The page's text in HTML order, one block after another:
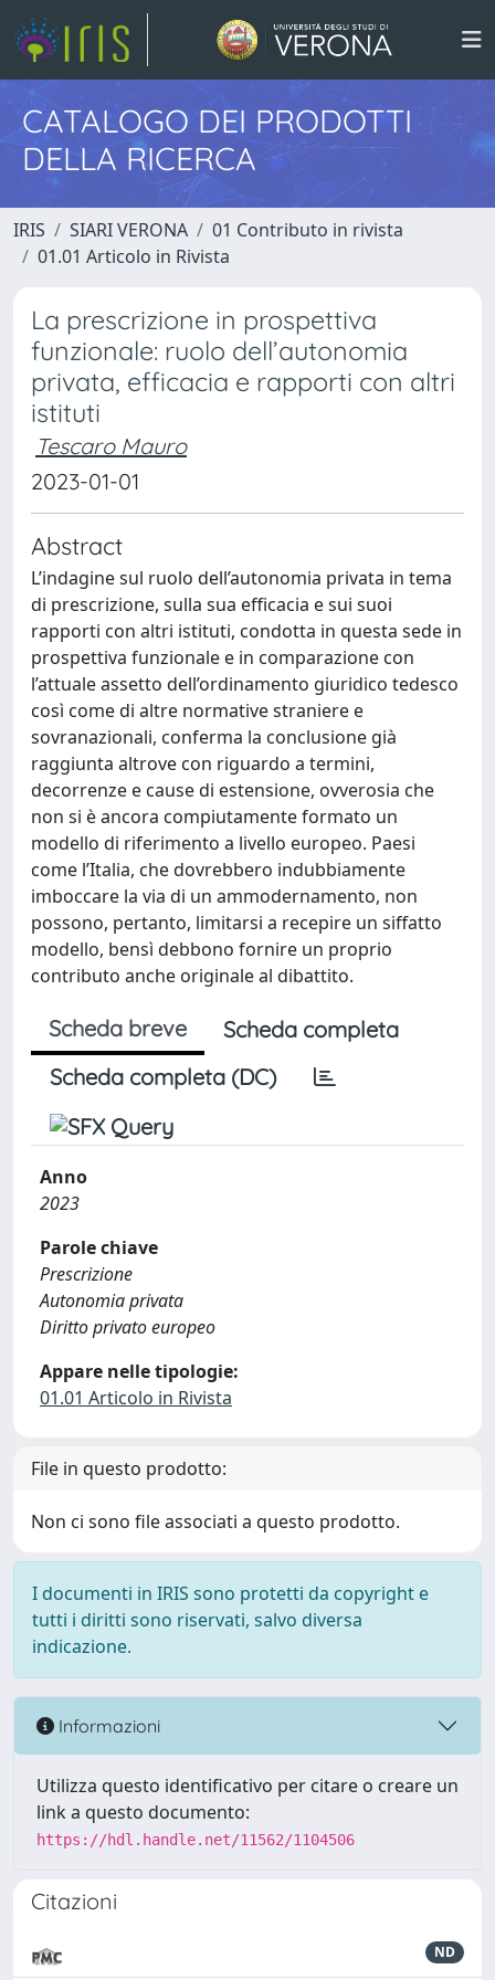
CATALOGO DEI PRODOTTI
DELLA RICERCA
IRIS SIARI VERONA
01 Contributo in rivista
01.01 Articolo in Rivista
La prescrizione in prospettiva
funzionale: ruolo dell’autonomia
privata, efficacia e rapporti con altri
istituti
Tescaro Mauro
2023-01-01
Abstract
L’indagine sul ruolo dell’autonomia privata in tema
di prescrizione, sulla sua efficacia e sui suoi
rapporti con altri istituti, condotta in questa sede in
prospettiva funzionale e in comparazione con
l’attuale assetto dell’ordinamento giuridico tedesco
così come di altre normative straniere e
sovranazionali, conferma la conclusione già
raggiunta altrove con riguardo a termini,
decorrenze e cause di estensione, ovverosia che
non si è ancora compiutamente formato un
modello di riferimento a livello europeo. Paesi
come l’Italia, che dovrebbero indubbiamente
imboccare la via di un ammodernamento, non
possono, pertanto, limitarsi a recepire un siffatto
modello, bensì debbono fornire un proprio
contributo anche originale al dibattito.
Scheda breve
Scheda completa
Scheda completa (DC)
Anno
2023
Parole chiave
Prescrizione
Autonomia privata
Diritto privato europeo
Appare nelle tipologie:
01.01 Articolo in Rivista
File in questo prodotto:
Non ci sono file associati a questo prodotto.
I documenti in IRIS sono protetti da copyright e
tutti i diritti sono riservati, salvo diversa
indicazione.
Informazioni
Utilizza questo identificativo per citare o creare un
link a questo documento:
https://hdl.handle.net/11562/1104506
Citazioni
ND